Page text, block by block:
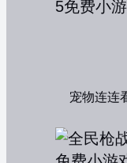
宠物连连